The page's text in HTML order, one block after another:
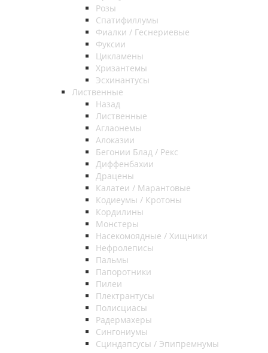
Розы
Спатифиллумы
Фиалки / Геснериевые
Фуксии
Цикламены
Хризантемы
Эсхинантусы
Лиственные
Назад
Лиственные
Аглаонемы
Алоказии
Бегонии Блад / Рекс
Диффенбахии
Драцены
Калатеи / Марантовые
Кодиеумы / Кротоны
Кордилины
Монстеры
Насекомоядные / Хищники
Нефролеписы
Пальмы
Папоротники
Пилеи
Плектрантусы
Полисциасы
Радермахеры
Сингониумы
Сциндапсусы / Эпипремнумы